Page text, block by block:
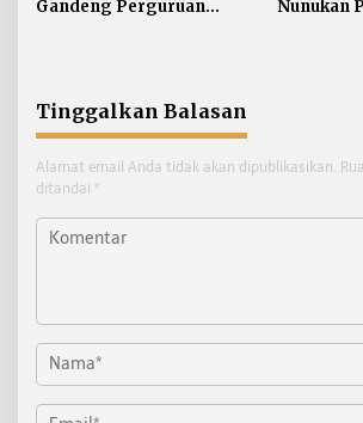
Gandeng Perguruan
Nunukan
Tinggalkan Balasan
Alamat email Anda tidak akan dipublikasikan.
ditandai *